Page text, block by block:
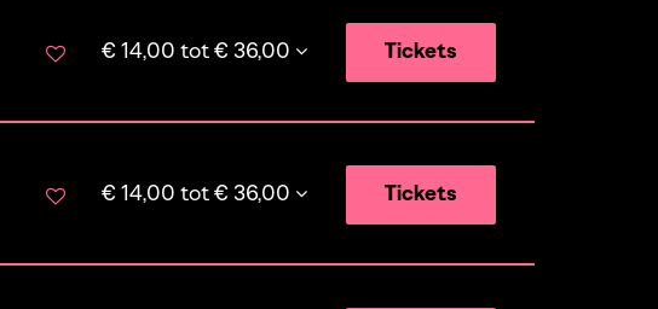
€ 14,00 tot € 36,00 Tickets
€ 14,00 tot € 36,00 Tickets